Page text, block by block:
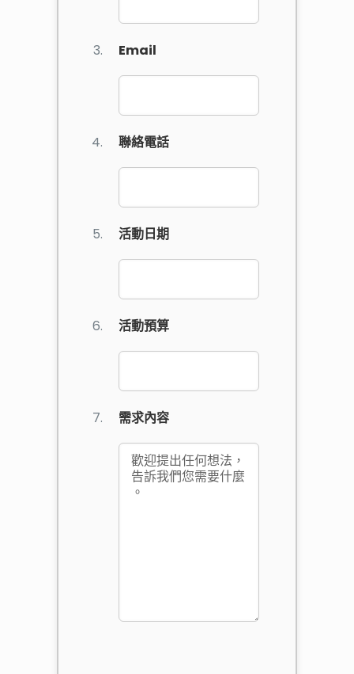
Email
聯絡電話
活動日期
活動預算
需求內容